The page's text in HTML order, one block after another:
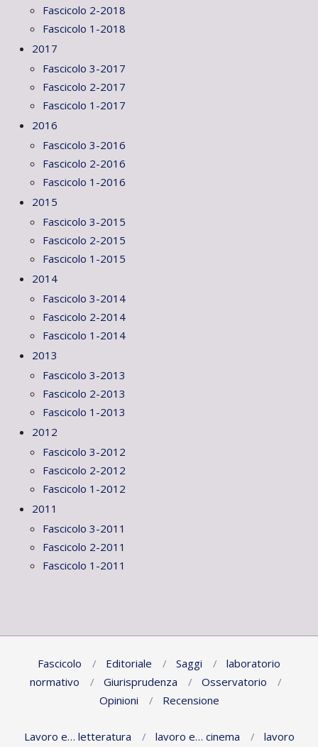
Fascicolo 2-2018
Fascicolo 1-2018
2017
Fascicolo 3-2017
Fascicolo 2-2017
Fascicolo 1-2017
2016
Fascicolo 3-2016
Fascicolo 2-2016
Fascicolo 1-2016
2015
Fascicolo 3-2015
Fascicolo 2-2015
Fascicolo 1-2015
2014
Fascicolo 3-2014
Fascicolo 2-2014
Fascicolo 1-2014
2013
Fascicolo 3-2013
Fascicolo 2-2013
Fascicolo 1-2013
2012
Fascicolo 3-2012
Fascicolo 2-2012
Fascicolo 1-2012
2011
Fascicolo 3-2011
Fascicolo 2-2011
Fascicolo 1-2011
Fascicolo Editoriale Saggi
laboratorio
normativo
Giurisprudenza
Osservatorio
Opinioni
Recensione
Lavoro e… letteratura lavoro e… cinema
lavoro